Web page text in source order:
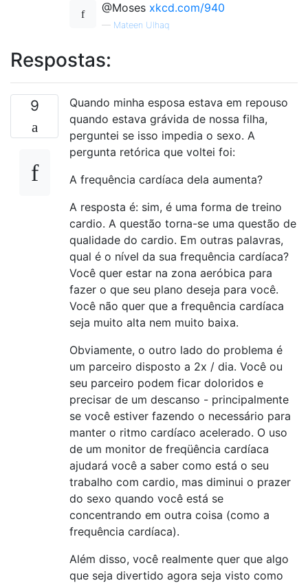
@Moses xkcd.com/940
— Mateen Ulhaq
Respostas:
9
Quando minha esposa estava em repouso
quando estava grávida de nossa filha,
perguntei se isso impedia o sexo. A
pergunta retórica que voltei foi:
A frequência cardíaca dela aumenta?
A resposta é: sim, é uma forma de treino
cardio. A questão torna-se uma questão de
qualidade do cardio. Em outras palavras,
qual é o nível da sua frequência cardíaca?
Você quer estar na zona aeróbica para
fazer o que seu plano deseja para você.
Você não quer que a frequência cardíaca
seja muito alta nem muito baixa.
Obviamente, o outro lado do problema é
um parceiro disposto a 2x / dia. Você ou
seu parceiro podem ficar doloridos e
precisar de um descanso - principalmente
se você estiver fazendo o necessário para
manter o ritmo cardíaco acelerado. O uso
de um monitor de freqüência cardíaca
ajudará você a saber como está o seu
trabalho com cardio, mas diminui o prazer
do sexo quando você está se
concentrando em outra coisa (como a
frequência cardíaca).
Além disso, você realmente quer que algo
que seja divertido agora seja visto como